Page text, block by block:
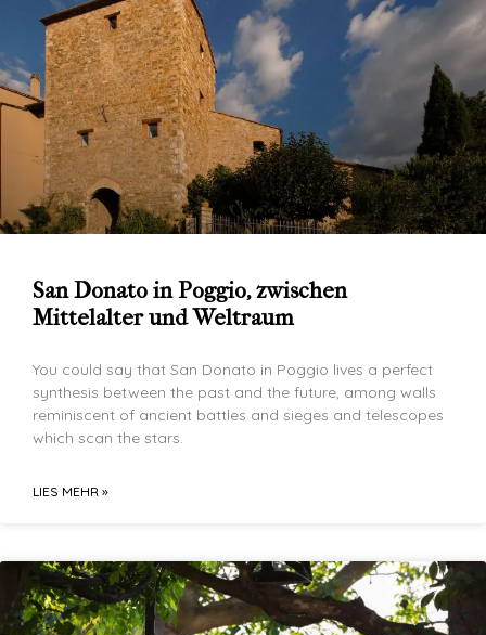
San Donato in Poggio, zwischen
Mittelalter und Weltraum
You could say that San Donato in Poggio lives a perfect
synthesis between the past and the future, among walls
reminiscent of ancient battles and sieges and telescopes
which scan the stars.
LIES MEHR »